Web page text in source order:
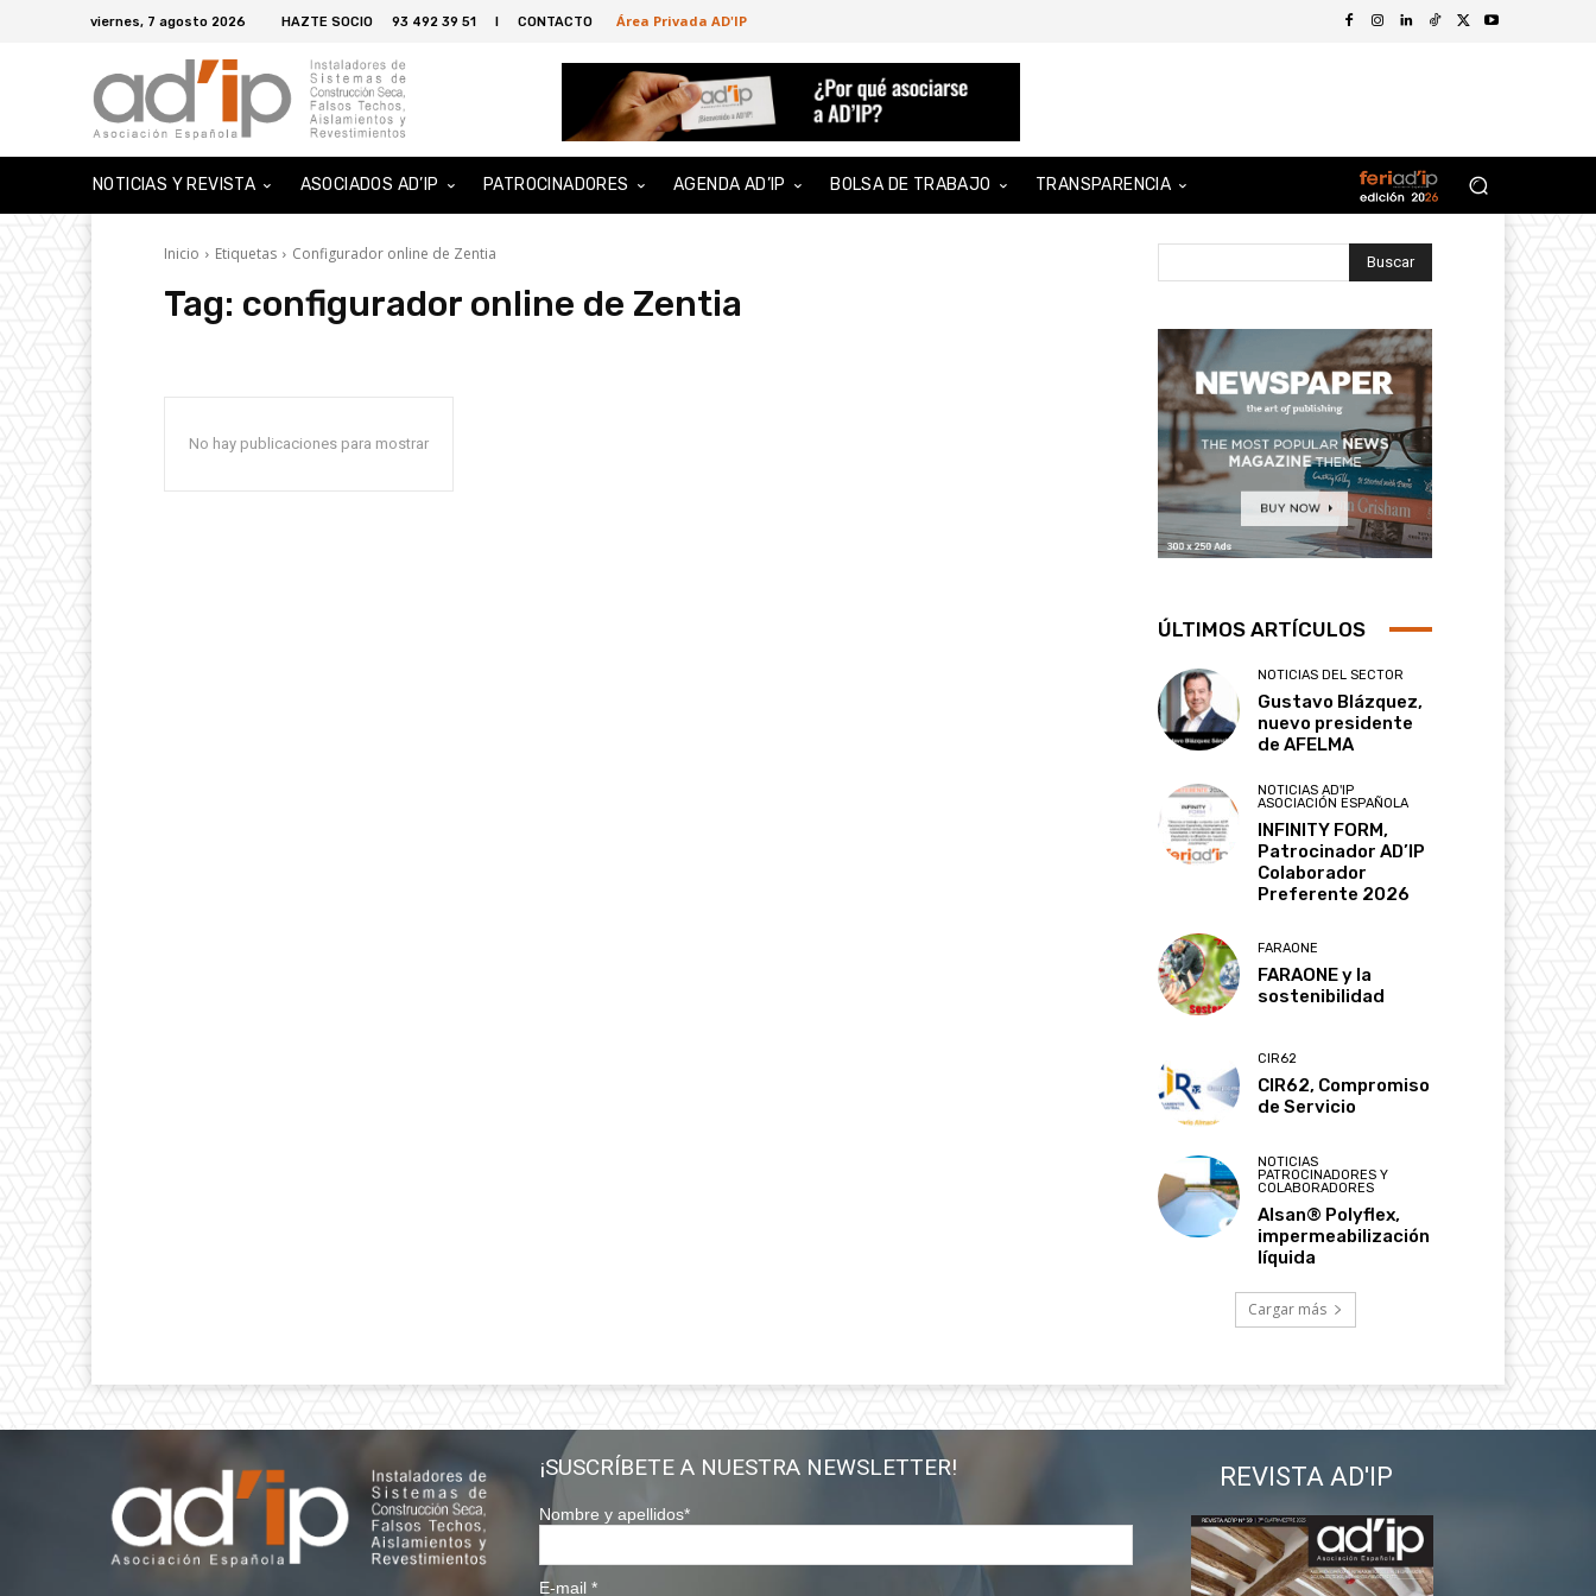
viernes, 7 agosto 2026 HAZTE SOCIO 93 492 39 51 I CONTACTO Área Privada AD'IP
NOTICIAS Y REVISTA ASOCIADOS AD’IP PATROCINADORES AGENDA AD’IP BOLSA DE TRABAJO TRANSPARENCIA
Inicio Etiquetas Configurador online de Zentia
Tag: configurador online de Zentia
No hay publicaciones para mostrar
Buscar
ÚLTIMOS ARTÍCULOS
NOTICIAS DEL SECTOR
Gustavo Blázquez,
nuevo presidente
de AFELMA
NOTICIAS AD'IP
ASOCIACIÓN ESPAÑOLA
INFINITY FORM,
Patrocinador AD’IP
Colaborador
Preferente 2026
FARAONE
FARAONE y la
sostenibilidad
CIR62
CIR62, Compromiso
de Servicio
NOTICIAS
PATROCINADORES Y
COLABORADORES
Alsan® Polyflex,
impermeabilización
líquida
Cargar más
¡SUSCRÍBETE A NUESTRA NEWSLETTER!
Nombre y apellidos*
E-mail*
REVISTA AD'IP